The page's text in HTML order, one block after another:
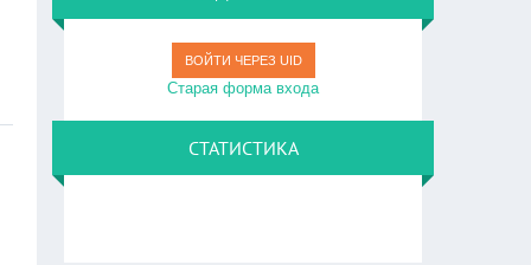
ВОЙТИ ЧЕРЕЗ UID
Старая форма входа
СТАТИСТИКА